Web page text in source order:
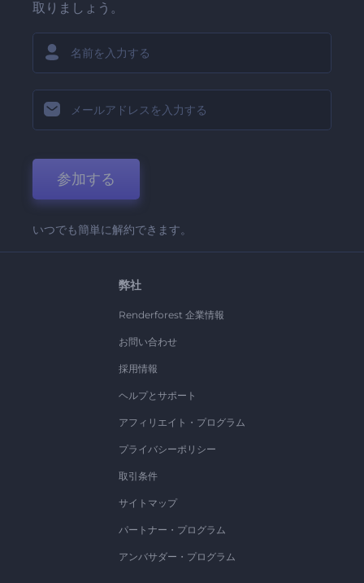
取りましょう。
参加する
いつでも簡単に解約できます。
弊社
Renderforest 企業情報
お問い合わせ
採用情報
ヘルプとサポート
アフィリエイト・プログラム
プライバシーポリシー
取引条件
サイトマップ
パートナー・プログラム
アンバサダー・プログラム